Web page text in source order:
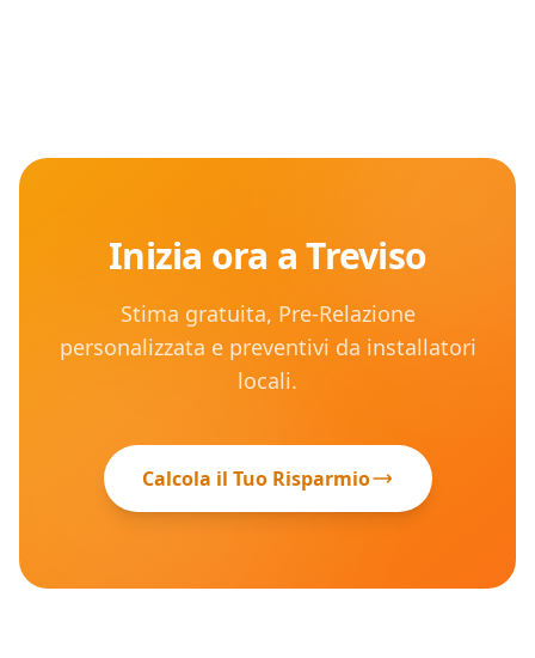
Inizia ora aTreviso
Stima gratuita, Pre-Relazione
personalizzata e preventivi da installatori
locali.
Calcola il Tuo Risparmio